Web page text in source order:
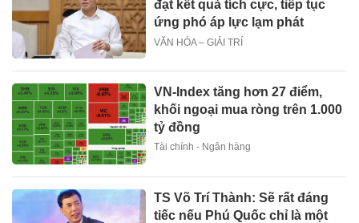
đạt kết quả tích cực, tiếp tục
ứng phó áp lực lạm phát
VĂN HÓA – GIẢI TRÍ
VN-Index tăng hơn 27 điểm,
khối ngoại mua ròng trên 1.000
tỷ đồng
Tài chính - Ngân hàng
TS Võ Trí Thành: Sẽ rất đáng
tiếc nếu Phú Quốc chỉ là một